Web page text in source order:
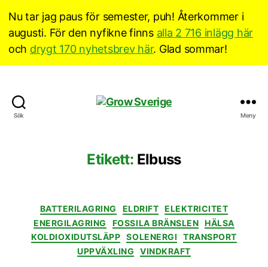
Nu tar jag paus för semester, puh! Återkommer i
augusti. För den nyfikne finns alla 2 716 inlägg här
och drygt 170 nyhetsbrev här. Glad sommar!
Sök Meny
Etikett: Elbuss
Kategorier
BATTERILAGRING ELDRIFT
ELEKTRICITET
ENERGILAGRING
FOSSILA BRÄNSLEN HÄLSA
KOLDIOXIDUTSLÄPP
SOLENERGI
TRANSPORT
UPPVÄXLING
VINDKRAFT